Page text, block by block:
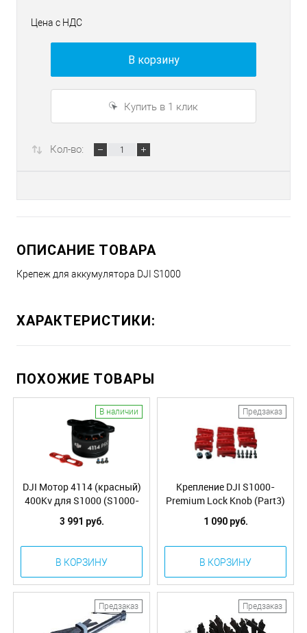
Цена с НДС
В корзину
Купить в 1 клик
Кол-во:
ОПИСАНИЕ ТОВАРА
Крепеж для аккумулятора DJI S1000
ХАРАКТЕРИСТИКИ:
ПОХОЖИЕ ТОВАРЫ
В наличии
DJI Мотор 4114 (красный)
400Kv для S1000 (S1000-
Premium 4114 Motor with
red Prop cover) (Part22)
3 991 руб.
В КОРЗИНУ
Предзаказ
Крепление DJI S1000-
Premium Lock Knob (Part3)
1 090 руб.
В КОРЗИНУ
Предзаказ Предзаказ